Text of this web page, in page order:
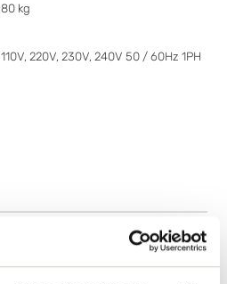
80 kg
110V, 220V, 230V, 240V 50 / 60Hz 1PH